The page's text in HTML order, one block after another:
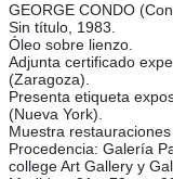
GEORGE CONDO
Sin título, 1983.
Óleo sobre lienzo.
Adjunta certificado
(Zaragoza).
Presenta etiqueta
(Nueva York).
Muestra
Procedencia: Galería
college Art Gallery y